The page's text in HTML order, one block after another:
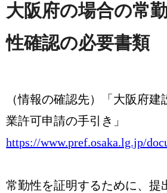
大阪府の場合の常
性確認の必要書類
（情報の確認先）「大阪府建
業許可申請の手引き」
https://www.pref.osaka.lg.jp/
常勤性を証明するために、提